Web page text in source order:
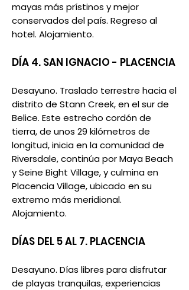
mayas más prístinos y mejor
conservados del país. Regreso al
hotel. Alojamiento.
DÍA 4. SAN IGNACIO - PLACENCIA
Desayuno. Traslado terrestre hacia el
distrito de Stann Creek, en el sur de
Belice. Este estrecho cordón de
tierra, de unos 29 kilómetros de
longitud, inicia en la comunidad de
Riversdale, continúa por Maya Beach
y Seine Bight Village, y culmina en
Placencia Village, ubicado en su
extremo más meridional.
Alojamiento.
DÍAS DEL 5 AL 7. PLACENCIA
Desayuno. Días libres para disfrutar
de playas tranquilas, experiencias